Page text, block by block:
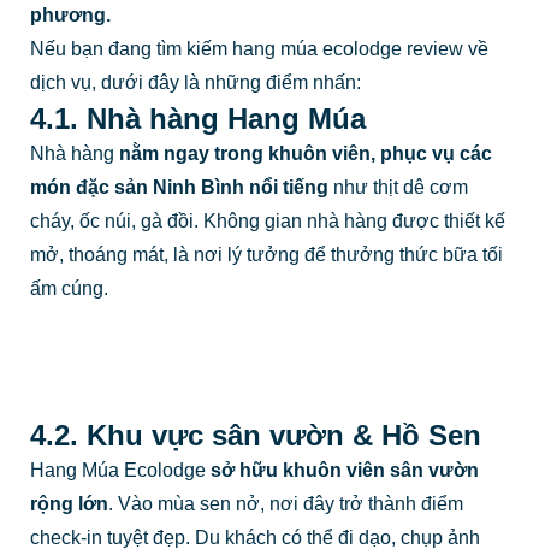
phương.
Nếu bạn đang tìm kiếm hang múa ecolodge review về
dịch vụ, dưới đây là những điểm nhấn:
4.1. Nhà hàng Hang Múa
Nhà hàng nằm ngay trong khuôn viên, phục vụ các
món đặc sản Ninh Bình nổi tiếng như thịt dê cơm
cháy, ốc núi, gà đồi. Không gian nhà hàng được thiết kế
mở, thoáng mát, là nơi lý tưởng để thưởng thức bữa tối
ấm cúng.
4.2. Khu vực sân vườn & Hồ Sen
Hang Múa Ecolodge sở hữu khuôn viên sân vườn
rộng lớn. Vào mùa sen nở, nơi đây trở thành điểm
check-in tuyệt đẹp. Du khách có thể đi dạo, chụp ảnh